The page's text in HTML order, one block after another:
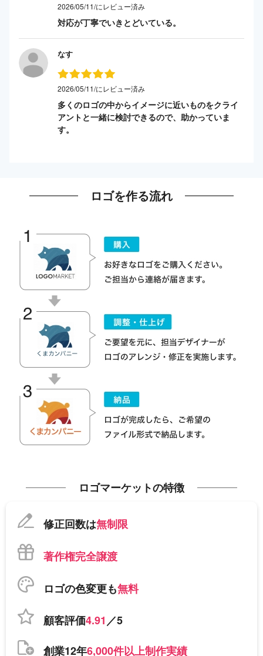
2026/05/11/にレビュー済み
対応が丁寧でいきとどいている。
なす
2026/05/11/にレビュー済み
多くのロゴの中からイメージに近いものをクライ
アントと一緒に検討できるので、助かっていま
す。
ロゴを作る流れ
ロゴマーケットの特徴
修正回数は無制限
著作権完全譲渡
ロゴの色変更も無料
顧客評価4.91／5
創業12年6,000件以上制作実績